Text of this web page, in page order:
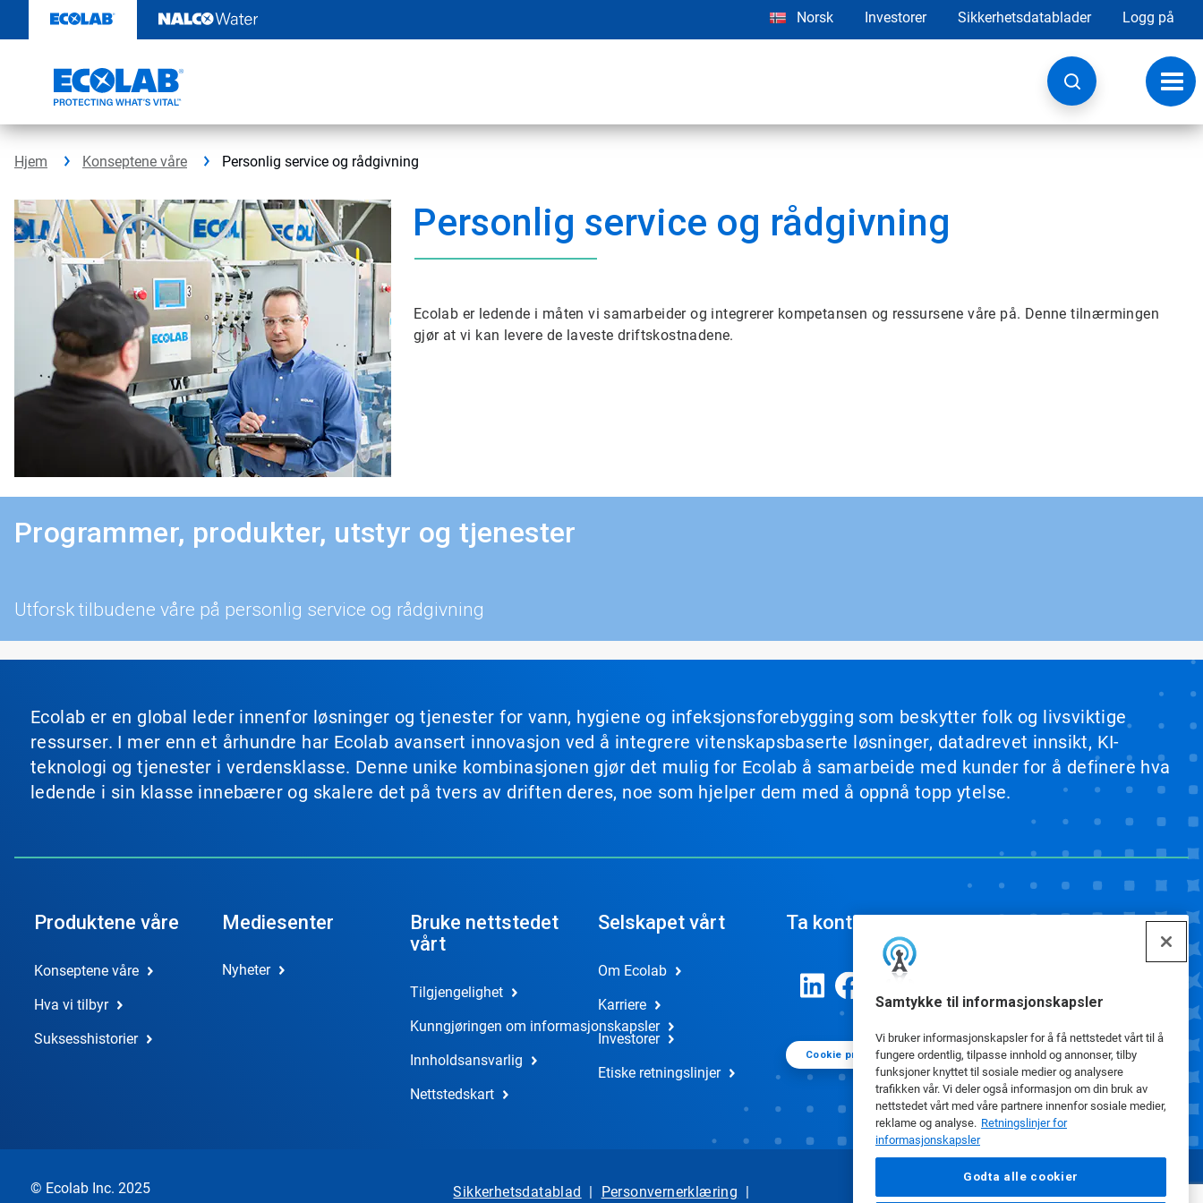
til
Samtykke til informasjonskapsler
Vi bruker informasjonskapsler for å få nettstedet vårt til å
fungere ordentlig, tilpasse innhold og annonser, tilby
funksjoner knyttet til sosiale medier og analysere
trafikken vår. Vi deler også informasjon om din bruk av
nettstedet vårt med våre partnere innenfor sosiale medier,
reklame og analyse. Retningslinjer for
informasjonskapsler
Godta alle cookier
Norsk Investorer Sikkerhetsdatablader Logg på
Hjem Konseptene våre Personlig service og rådgivning
Personlig service og rådgivning
Ecolab er ledende i måten vi samarbeider og integrerer kompetansen og ressursene våre på. Denne tilnærmingen
gjør at vi kan levere de laveste driftskostnadene.
Programmer, produkter, utstyr og tjenester
Utforsk tilbudene våre på personlig service og rådgivning
Ecolab er en global leder innenfor løsninger og tjenester for vann, hygiene og infeksjonsforebygging som beskytter folk og livsviktige
ressurser. I mer enn et århundre har Ecolab avansert innovasjon ved å integrere vitenskapsbaserte løsninger, datadrevet innsikt, KI-
teknologi og tjenester i verdensklasse. Denne unike kombinasjonen gjør det mulig for Ecolab å samarbeide med kunder for å definere hva
ledende i sin klasse innebærer og skalere det på tvers av driften deres, noe som hjelper dem med å oppnå topp ytelse.
Produktene våre
Konseptene våre
Hva vi tilbyr
Suksesshistorier
Mediesenter
Nyheter
Bruke nettstedet
vårt
Tilgjengelighet
Kunngjøringen om informasjonskapsler
Innholdsansvarlig
Nettstedskart
Selskapet vårt
Om Ecolab
Karriere
Investorer
Etiske retningslinjer
Ta kontakt
Cookie preferanser
© Ecolab Inc. 2025 Sikkerhetsdatablad | Personvernerklæring |